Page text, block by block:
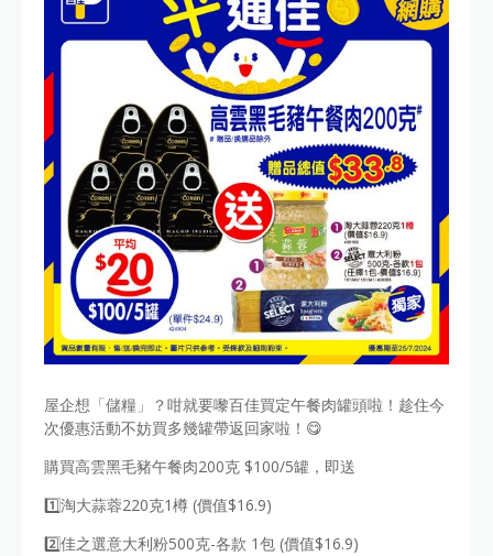
屋企想「儲糧」？咁就要嚟百佳買定午餐肉罐頭啦！趁住今
次優惠活動不妨買多幾罐帶返回家啦！😋
購買高雲黑毛豬午餐肉200克 $100/5罐，即送
1️⃣️淘大蒜蓉220克1樽 (價值$16.9)
2️⃣佳之選意大利粉500克-各款 1包 (價值$16.9)